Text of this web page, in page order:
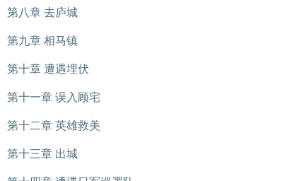
第八章 去庐城
第九章 相马镇
第十章 遭遇埋伏
第十一章 误入顾宅
第十二章 英雄救美
第十三章 出城